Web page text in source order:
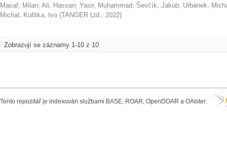
Masař, Milan; Ali, Hassan; Yasir, Muhammad; Ševčík, Jakub; Urbánek,
Michal ; Kuřitka, Ivo (TANGER Ltd., 2022)
Zobrazují se záznamy 1-10 z 10
Tento repozitář je indexován službami BASE, ROAR, OpenDOAR a OAIster.